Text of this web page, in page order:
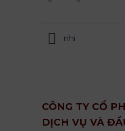
nhi
CÔNG TY CỔ
DỊCH VỤ VÀ